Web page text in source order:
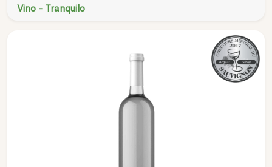
Vino - Tranquilo